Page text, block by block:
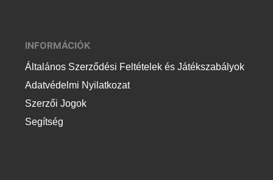
INFORMÁCIÓK
Általános Szerződési Feltételek és Játékszabályok
Adatvédelmi Nyilatkozat
Szerzői Jogok
Segítség